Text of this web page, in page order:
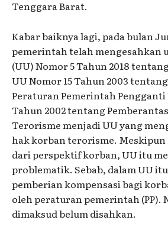
Tenggara Barat.
Kabar baiknya lagi, pada bulan
pemerintah telah mengesahkan
(UU) Nomor 5 Tahun 2018
UU Nomor 15 Tahun 2003
Peraturan Pemerintah Pengganti
Tahun 2002 tentang
Terorisme menjadi UU yang
hak korban terorisme.
dari perspektif korban, UU itu
problematik. Sebab, dalam UU
pemberian kompensasi bagi
oleh peraturan pemerintah (PP).
dimaksud belum disahkan.